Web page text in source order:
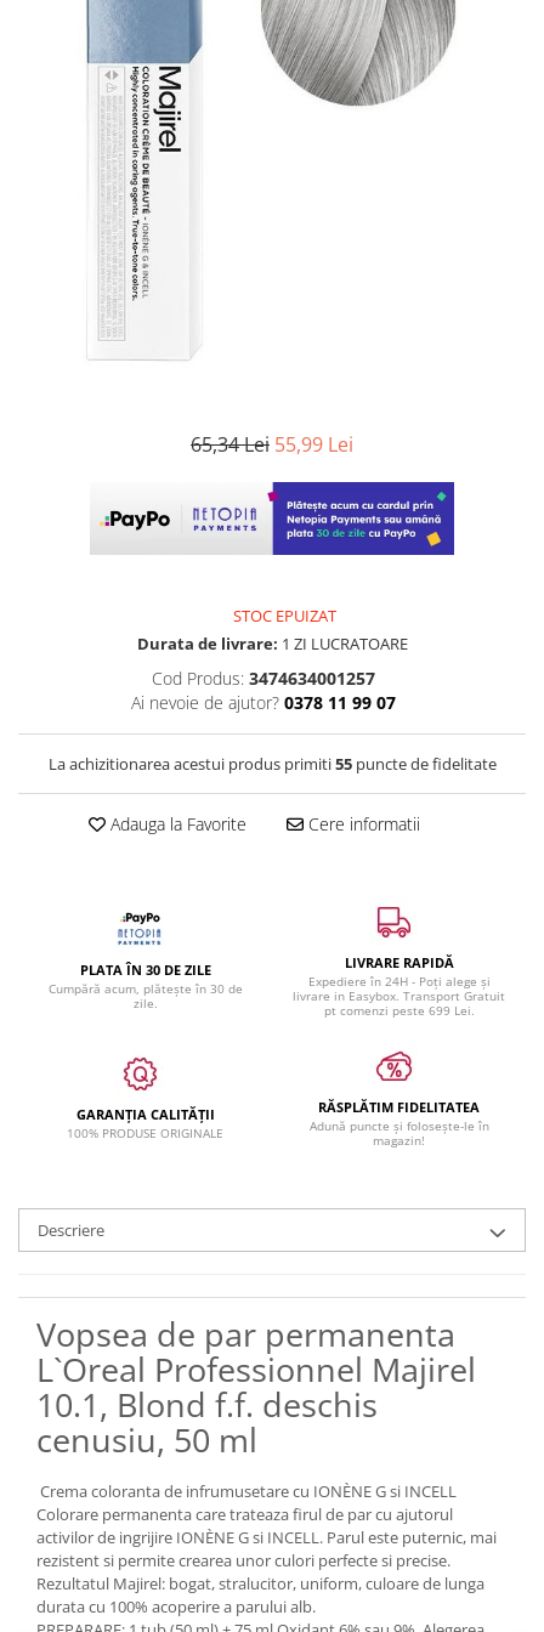
65,34 Lei 55,99 Lei
STOC EPUIZAT
Durata de livrare: 1 ZI LUCRATOARE
Cod Produs: 3474634001257
Ai nevoie de ajutor? 0378 11 99 07
La achizitionarea acestui produs primiti55puncte de fidelitate
Adauga la Favorite Cere informatii
PLATA ÎN 30 DE ZILE
Cumpără acum, plătește în 30 de
zile.
LIVRARE RAPIDĂ
Expediere în 24H - Poți alege și
livrare in Easybox. Transport Gratuit
pt comenzi peste 699 Lei.
GARANȚIA CALITĂȚII
100% PRODUSE ORIGINALE
RĂSPLĂTIM FIDELITATEA
Adună puncte și folosește-le în
magazin!
Descriere
Vopsea de par permanenta
L`Oreal Professionnel Majirel
10.1, Blond f.f. deschis
cenusiu, 50 ml
Crema coloranta de infrumusetare cu IONÈNE G si INCELL
Colorare permanenta care trateaza firul de par cu ajutorul
activilor de ingrijire IONÈNE G si INCELL. Parul este puternic, mai
rezistent si permite crearea unor culori perfecte si precise.
Rezultatul Majirel: bogat, stralucitor, uniform, culoare de lunga
durata cu 100% acoperire a parului alb.